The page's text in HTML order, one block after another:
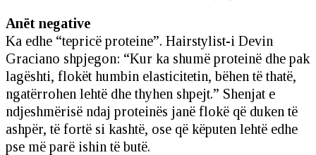
Anët negative
Ka edhe “tepricë proteine”. Hairstylist-i Devin
Graciano shpjegon: “Kur ka shumë proteinë dhe pak
lagështi, flokët humbin elasticitetin, bëhen të thatë,
ngatërrohen lehtë dhe thyhen shpejt.” Shenjat e
ndjeshmërisë ndaj proteinës janë flokë që duken të
ashpër, të fortë si kashtë, ose që këputen lehtë edhe
pse më parë ishin të butë.